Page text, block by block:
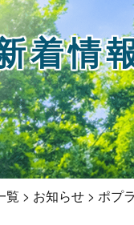
着情
覧 > お知らせ> ポプ